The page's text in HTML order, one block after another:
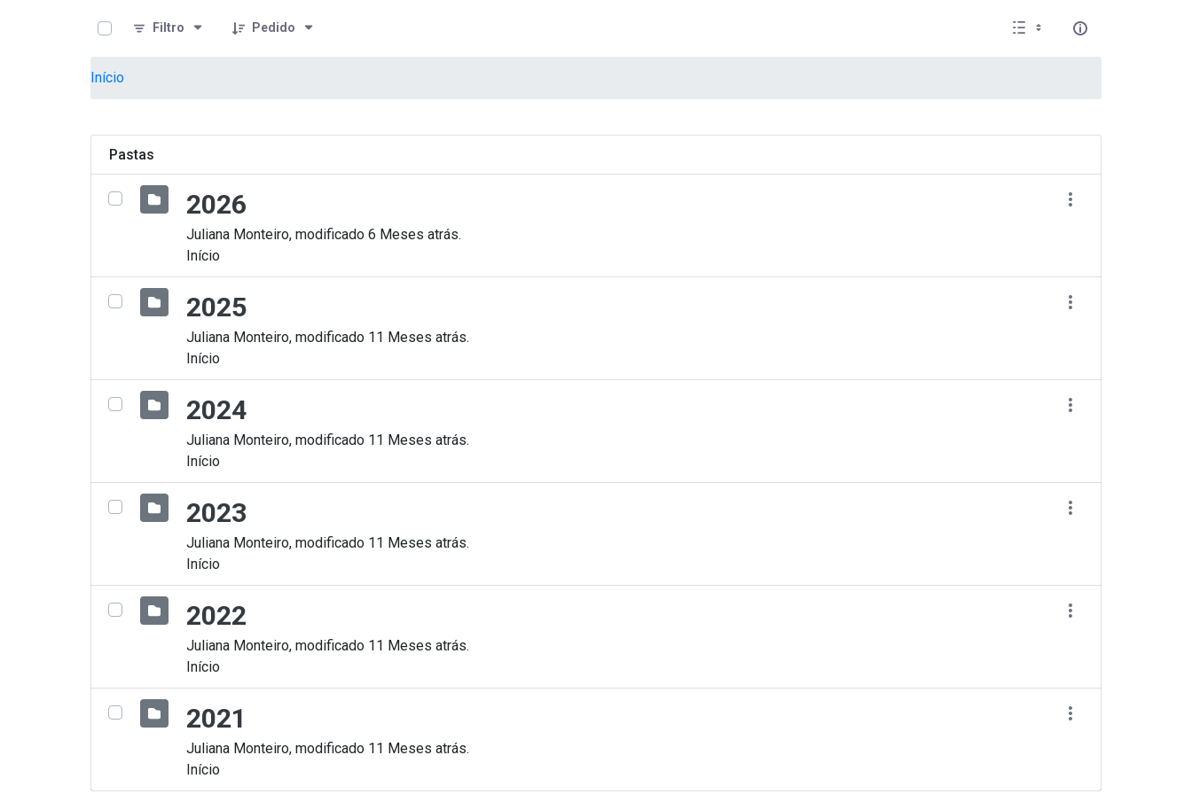
teste descricaoFiltro
Pedido
Início
Pastas
2026
Juliana Monteiro, modificado 6 Meses atrás.
Início
2025
Juliana Monteiro, modificado 11 Meses atrás.
Início
2024
Juliana Monteiro, modificado 11 Meses atrás.
Início
2023
Juliana Monteiro, modificado 11 Meses atrás.
Início
2022
Juliana Monteiro, modificado 11 Meses atrás.
Início
2021
Juliana Monteiro, modificado 11 Meses atrás.
Início